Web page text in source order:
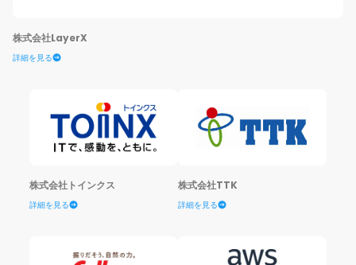
株式会社LayerX
詳細を見る
株式会社トインクス
詳細を見る
株式会社TTK
詳細を見る